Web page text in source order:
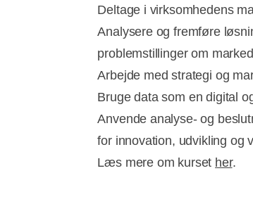
Deltage i virksomhedens
Analysere og fremføre
problemstillinger om
Arbejde med strategi og
Bruge data som en digital
Anvende analyse- og
for innovation, udvikling og
Læs mere om kurset her.